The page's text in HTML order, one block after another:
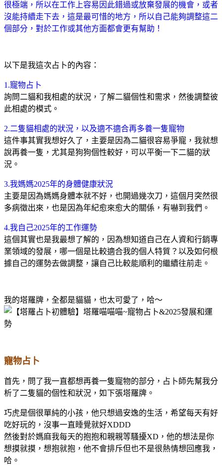
很極端，所以在工作上容易因此錯過或放棄發展的機會，或者
沒能持續走下去，這是最可惜的地方，所以自己能夠調整這二
個部分，對於工作或其他方面都會更有幫助！
以下是我這次占卜的內容：
1.寵物占卜
詢問二貓和我相處的狀況，了解二貓個性和需求，然後調整彼
此相處的模式。
2.二隻貓相處的狀況，以及適不適合再多養一隻寵物
這件事其實我想好久了，主要是因為二貓很容易爭寵，我就想
說再養一隻，尤其是狗狗個性較好，可以平衡一下二貓的狀
況。
3.我媽媽2025年的身體健康狀況
主要是因為媽媽身體本就不好，也開過幾次刀，這個月突然很
多病徵出來，也是因為年紀愈來愈大的關係，有嚇到我們。
4.我自己2025年的工作運勢
這個其實也是我最想了解的，因為想知道自己在人資和行銷專
業領域的發展，哪一個是比較適合我的個人特質？以及如何根
據自己的運勢去做調整，讓自己比較能順利的繼續往前走。
我的塔羅牌，全都是貓貓，也太可愛了，哈～
寵物占卜
首先，問了我一直都想再養一隻寵物的部分，占卜師先幫我分
析了二隻貓的個性和狀況，如下張塔羅牌。
巧虎是個很單純的小孩，他只想過安逸的生活，希望每天有好
吃好玩的，沒事一直睡覺就好XDDD
然後對於媽麻我每天的抱抱和親親等騷擾XD，他的想法是你
想摸就摸，想抱就抱，他不會排斥但也不是很熱情想回應我，
哈。